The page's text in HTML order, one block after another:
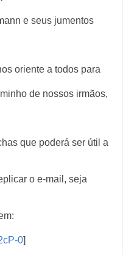
e seus jumentos
oriente a todos para
de nossos irmãos,
que poderá ser útil a
o e-mail, seja
0]